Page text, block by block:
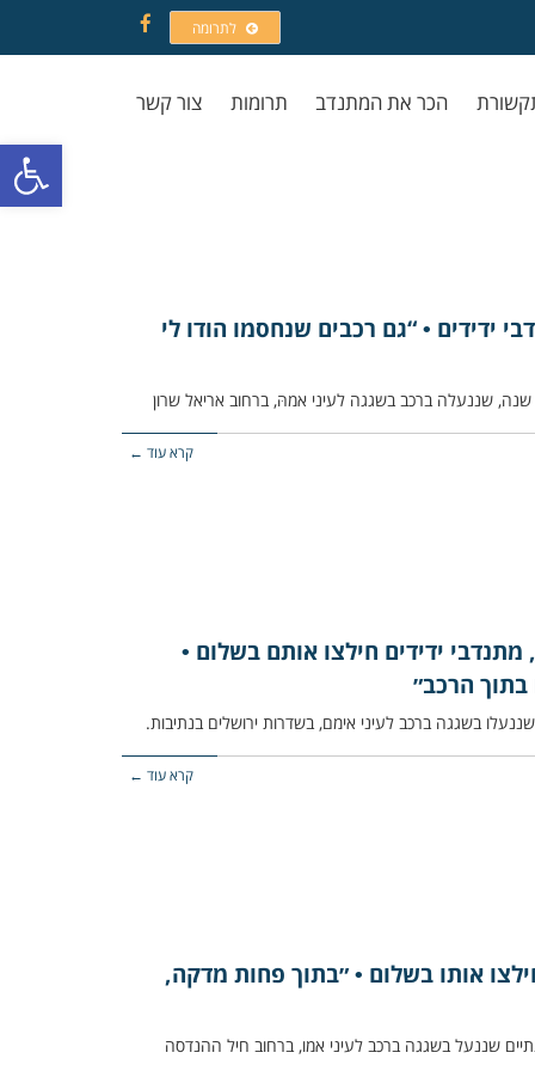
פתח
לתרומה
Facebook
הכר את המתנדב תרומות צור קשר
ידידים • “גם רכבים שנחסמו הודו לי
קרא עוד ←
ידידים חילצו אותם בשלום •
הרכב״
קרא עוד ←
אותו בשלום • ״בתוך פחות מדקה,